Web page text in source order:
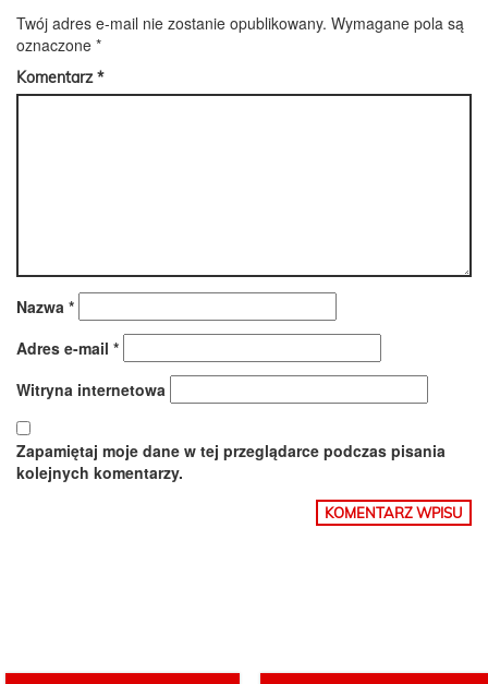
Twój adres e-mail nie zostanie opublikowany. Wymagane pola są
oznaczone *
Komentarz*
Nazwa *
Adres e-mail *
Witryna internetowa
Zapamiętaj moje dane w tej przeglądarce podczas pisania
kolejnych komentarzy.